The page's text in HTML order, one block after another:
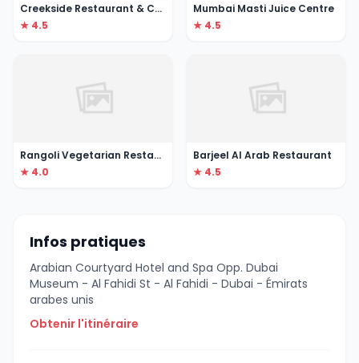
Creekside Restaurant & Cafe
★ 4.5
Mumbai Masti Juice Centre
★ 4.5
Rangoli Vegetarian Restaurant
★ 4.0
Barjeel Al Arab Restaurant
★ 4.5
Infos pratiques
Arabian Courtyard Hotel and Spa Opp. Dubai
Museum - Al Fahidi St - Al Fahidi - Dubai - Émirats
arabes unis
Obtenir l'itinéraire